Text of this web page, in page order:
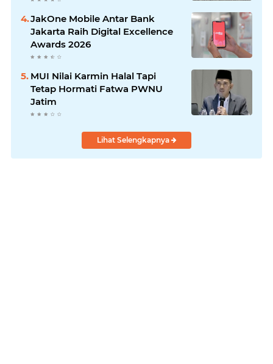
JakOne Mobile Antar Bank
Jakarta Raih Digital Excellence
Awards 2026
MUI Nilai Karmin Halal Tapi
Tetap Hormati Fatwa PWNU
Jatim
Lihat Selengkapnya